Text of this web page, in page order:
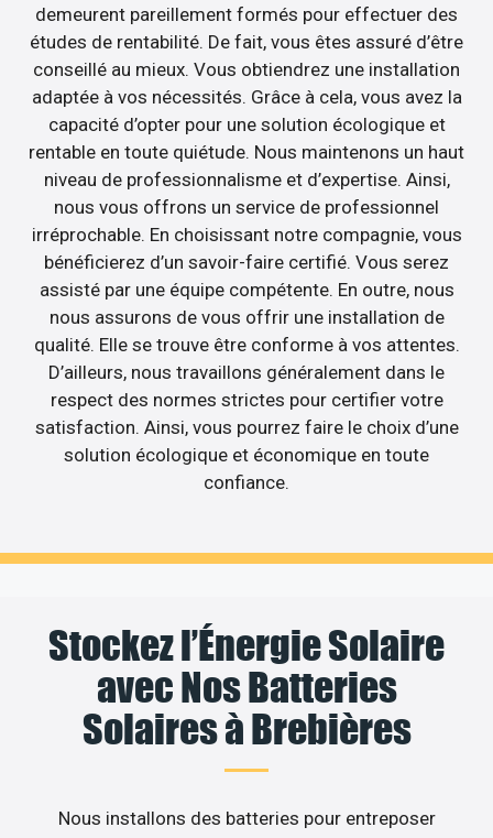
demeurent pareillement formés pour effectuer des
études de rentabilité. De fait, vous êtes assuré d’être
conseillé au mieux. Vous obtiendrez une installation
adaptée à vos nécessités. Grâce à cela, vous avez la
capacité d’opter pour une solution écologique et
rentable en toute quiétude. Nous maintenons un haut
niveau de professionnalisme et d’expertise. Ainsi,
nous vous offrons un service de professionnel
irréprochable. En choisissant notre compagnie, vous
bénéficierez d’un savoir-faire certifié. Vous serez
assisté par une équipe compétente. En outre, nous
nous assurons de vous offrir une installation de
qualité. Elle se trouve être conforme à vos attentes.
D’ailleurs, nous travaillons généralement dans le
respect des normes strictes pour certifier votre
satisfaction. Ainsi, vous pourrez faire le choix d’une
solution écologique et économique en toute
confiance.
Stockez l’Énergie Solaire
avec Nos Batteries
Solaires à Brebières
Nous installons des batteries pour entreposer